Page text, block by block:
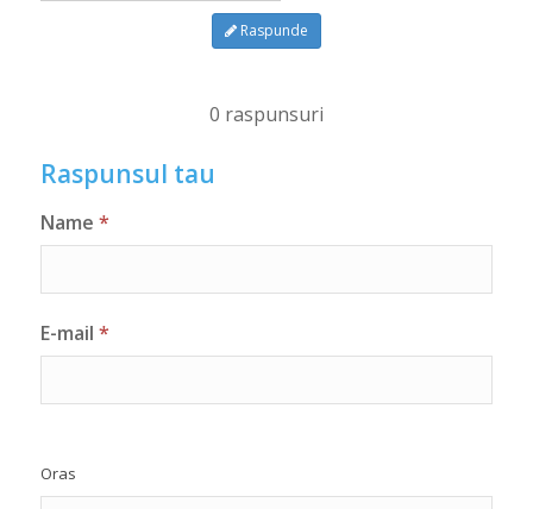
Raspunde
0 raspunsuri
Raspunsul tau
Name *
E-mail *
Oras